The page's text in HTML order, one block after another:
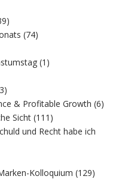
(74)
(1)
& Profitable Growth (6)
Sicht (111)
und Recht habe ich
Kolloquium (129)